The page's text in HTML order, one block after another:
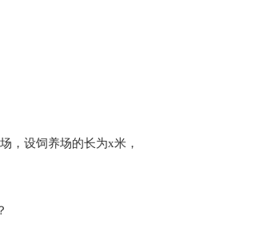
，设饲养场的长为x米，